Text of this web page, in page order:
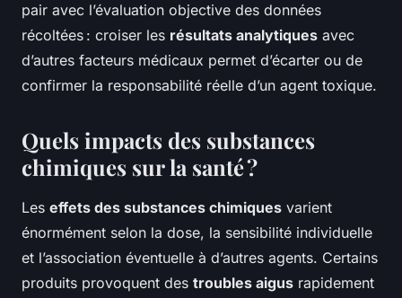
pair avec l’évaluation objective des données
récoltées : croiser les résultats analytiques avec
d’autres facteurs médicaux permet d’écarter ou de
confirmer la responsabilité réelle d’un agent toxique.
Quels impacts des substances
chimiques sur la santé ?
Les effets des substances chimiques varient
énormément selon la dose, la sensibilité individuelle
et l’association éventuelle à d’autres agents. Certains
produits provoquent des troubles aigus rapidement